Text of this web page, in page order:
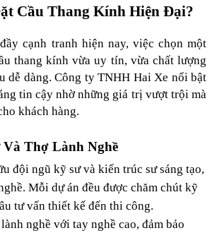
Cầu Thang Kính Hiện Đại?
cạnh tranh hiện nay, việc chọn một
thang kính vừa uy tín, vừa chất lượng
dễ dàng. Công ty TNHH Hai Xe nổi bật
tin cậy nhờ những giá trị vượt trội mà
khách hàng.
Thợ Lành Nghề
đội ngũ kỹ sư và kiến trúc sư sáng tạo,
Mỗi dự án đều được chăm chút kỹ
tư vấn thiết kế đến thi công.
nghề với tay nghề cao, đảm bảo